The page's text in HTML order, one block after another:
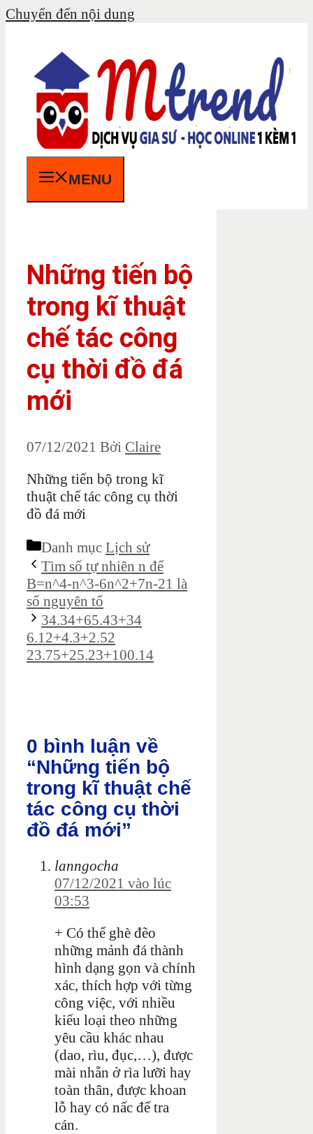
Chuyển đến nội dung
MENU
Những tiến bộ
trong kĩ thuật
chế tác công
cụ thời đồ đá
mới
07/12/2021 Bởi Claire
Những tiến bộ trong kĩ
thuật chế tác công cụ thời
đồ đá mới
Danh mục Lịch sử
Tìm số tự nhiên n để
B=n^4-n^3-6n^2+7n-21 là
số nguyên tố
34.34+65.43+34
6.12+4.3+2.52
23.75+25.23+100.14
0 bình luận về
“Những tiến bộ
trong kĩ thuật chế
tác công cụ thời
đồ đá mới”
lanngocha
07/12/2021 vào lúc
03:53
+ Có thể ghè đẽo
những mảnh đá thành
hình dạng gọn và chính
xác, thích hợp với từng
công việc, với nhiều
kiểu loại theo những
yêu cầu khác nhau
(dao, rìu, đục,…), được
mài nhẵn ở rìa lưỡi hay
toàn thân, được khoan
lỗ hay có nấc để tra
cán.